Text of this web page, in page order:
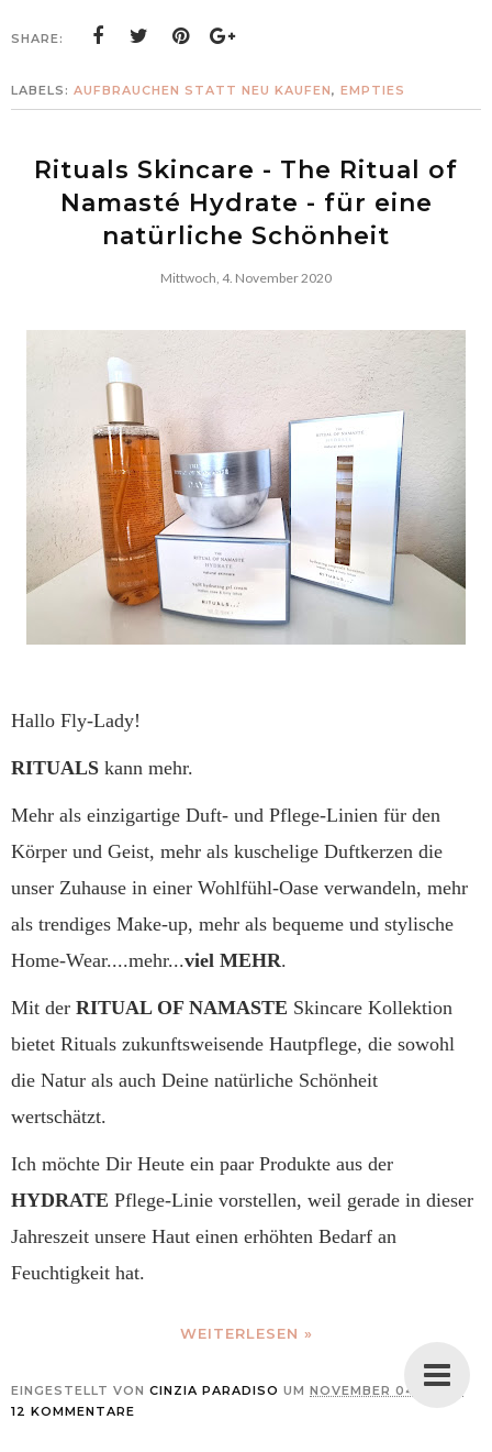
SHARE:
LABELS: AUFBRAUCHEN STATT NEU KAUFEN, EMPTIES
Rituals Skincare - The Ritual of
Namasté Hydrate - für eine
natürliche Schönheit
Mittwoch, 4. November 2020
Hallo Fly-Lady!
RITUALS kann mehr.
Mehr als einzigartige Duft- und Pflege-Linien für den
Körper und Geist, mehr als kuschelige Duftkerzen die
unser Zuhause in einer Wohlfühl-Oase verwandeln, mehr
als trendiges Make-up, mehr als bequeme und stylische
Home-Wear....mehr...viel MEHR.
Mit der RITUAL OF NAMASTE Skincare Kollektion
bietet Rituals zukunftsweisende Hautpflege, die sowohl
die Natur als auch Deine natürliche Schönheit
wertschätzt.
Ich möchte Dir Heute ein paar Produkte aus der
HYDRATE Pflege-Linie vorstellen, weil gerade in dieser
Jahreszeit unsere Haut einen erhöhten Bedarf an
Feuchtigkeit hat.
WEITERLESEN »
EINGESTELLT VON CINZIA PARADISO UM NOVEMBER 04, 2020
12 KOMMENTARE